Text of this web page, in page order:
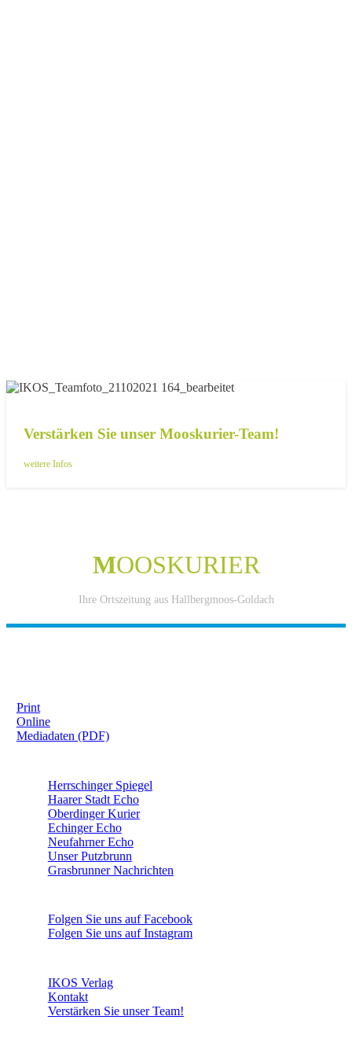
Verstärken Sie unser Mooskurier-Team!
weitere Infos
MOOSKURIER
Ihre Ortszeitung aus Hallbergmoos-Goldach
Print
Online
Mediadaten (PDF)
Herrschinger Spiegel
Haarer Stadt Echo
Oberdinger Kurier
Echinger Echo
Neufahrner Echo
Unser Putzbrunn
Grasbrunner Nachrichten
Folgen Sie uns auf Facebook
Folgen Sie uns auf Instagram
IKOS Verlag
Kontakt
Verstärken Sie unser Team!